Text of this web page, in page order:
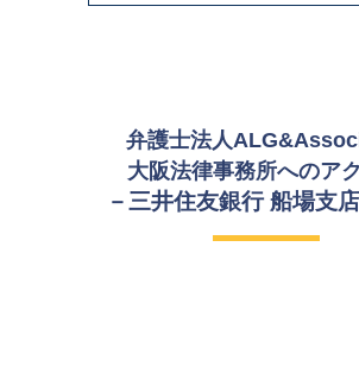
弁護士法人
大阪法律事務所へのア
－三井住友銀行 船場支